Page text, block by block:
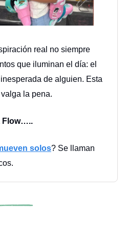
real no siempre
que iluminan el día: el
de alguien. Esta
la pena.
Flow…..
solos? Se llaman